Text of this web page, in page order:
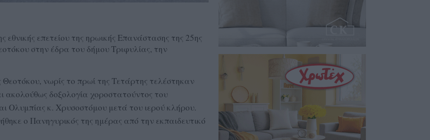
επετείου της ηρωικής Επανάστασης της 25ης
στην έδρα του δήμου Τριφυλίας, την
νωρίς το πρωί της Τετάρτης τελέστηκαν
ακολούθως δοξολογία χοροστατούντος του
Ολυμπίας κ. Χρυσοστόμου μετά του ιερού κλήρου.
ο Πανηγυρικός της ημέρας από την εκπαιδευτικό